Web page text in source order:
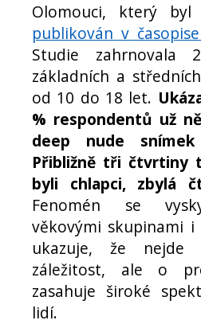
Olomouci, který
publikován v časopise
Studie zahrnovala
základních a
od 10 do 18 let.
% respondentů už
deep nude
Přibližně tři čtvrtiny
byli chlapci, zbylá
Fenomén se
věkovými skupinami
ukazuje, že nejde
záležitost, ale o
zasahuje široké
lidí.